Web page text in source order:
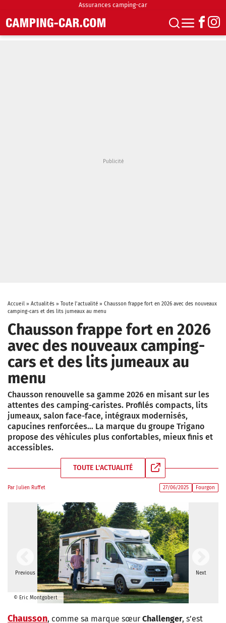
Assurances camping-car
Accueil» Actualités» Toute l'actualité »Chausson frappe fort en 2026 avec des nouveaux
camping-cars et des lits jumeaux au menu
Chausson frappe fort en 2026
avec des nouveaux camping-
cars et des lits jumeaux au
menu
Chausson renouvelle sa gamme 2026 en misant sur les
attentes des camping-caristes. Profilés compacts, lits
jumeaux, salon face-face, intégraux modernisés,
capucines renforcées… La marque du groupe Trigano
propose des véhicules plus confortables, mieux finis et
accessibles.
TOUTE L'ACTUALITÉ
Par Julien Ruffet 27/06/2025 Fourgon
Previous
© Eric Montgobert
Next
Chausson, comme sa marque sœur Challenger, s’est